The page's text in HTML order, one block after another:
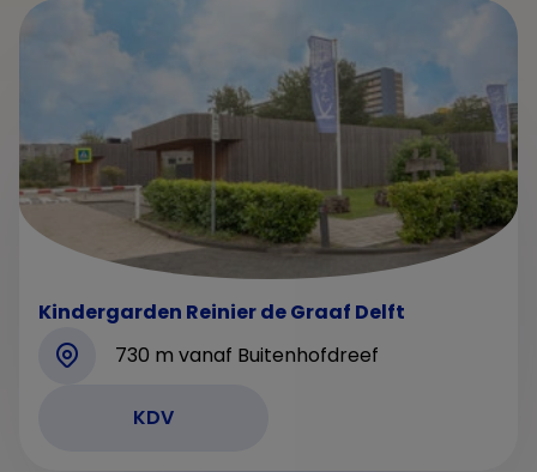
Kindergarden Reinier de Graaf Delft
730 m vanaf Buitenhofdreef
KDV